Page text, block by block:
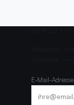
E-Mail-Adresse